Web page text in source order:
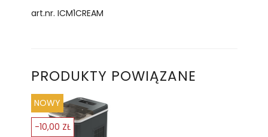
art.nr. ICM1CREAM
PRODUKTY POWIĄZANE
NOWY
-10,00 ZŁ